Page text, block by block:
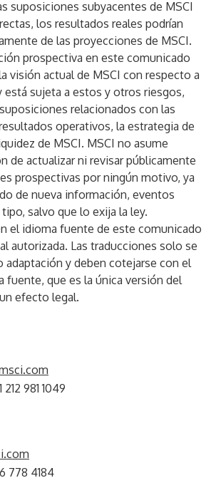
suposiciones subyacentes de MSCI
los resultados reales podrían
de las proyecciones de MSCI.
prospectiva en este comunicado
visión actual de MSCI con respecto a
sujeta a estos y otros riesgos,
relacionados con las
operativos, la estrategia de
de MSCI. MSCI no asume
de actualizar ni revisar públicamente
prospectivas por ningún motivo, ya
de nueva información, eventos
salvo que lo exija la ley.
el idioma fuente de este comunicado
autorizada. Las traducciones solo se
adaptación y deben cotejarse con el
fuente, que es la única versión del
efecto legal.
981 1049
778 4184